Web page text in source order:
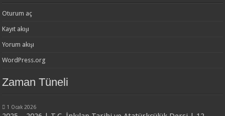
Oturum aç
Kayıt akışı
Yorum akışı
WordPress.org
Zaman Tüneli
1 Ocak 2026